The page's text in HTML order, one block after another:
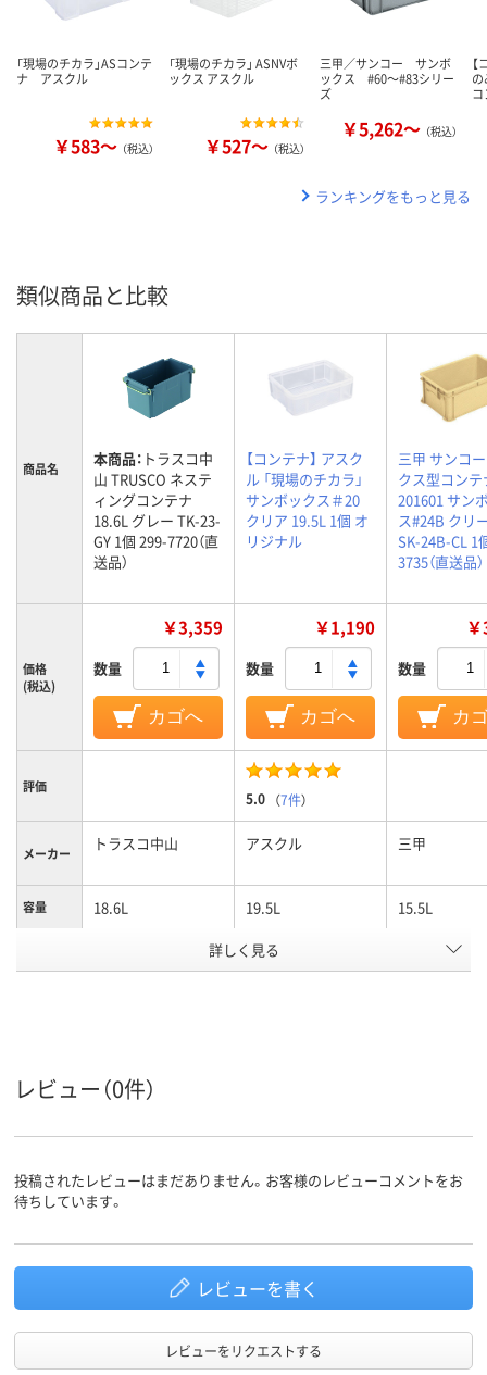
「現場のチカラ」ASコンテ
ナ アスクル
￥583～ （税込）
「現場のチカラ」 ASNVボ
ックス アスクル
￥527～ （税込）
三甲／サンコー サンボ
ックス #60～#83シリー
ズ
￥5,262～ （税込）
の
ランキングをもっと見る
類似商品と比較
商品名 本商品： トラスコ中
山 TRUSCO ネステ
ィングコンテナ
18.6L グレー TK-23-
GY 1個 299-7720（直
送品）
【コンテナ】 アスク
ル 「現場のチカラ」
サンボックス＃20
クリア 19.5L 1個 オ
リジナル
三甲 サンコ
クス型コンテ
201601 サン
ス#24B クリ
SK-24B-CL 1
3735（直送品）
価格
(税込)
￥3,359
数量
カゴへ
￥1,190
数量
カゴへ
数量
カ
評価
5.0 （7件）
メーカー トラスコ中山 アスクル 三甲
容量 18.6L 19.5L 15.5L
ループ
クリア（透明）系 ホワイト系
詳しく見る
レビュー（0件）
投稿されたレビューはまだありません。お客様のレビューコメントをお
待ちしています。
レビューを書く
レビューをリクエストする